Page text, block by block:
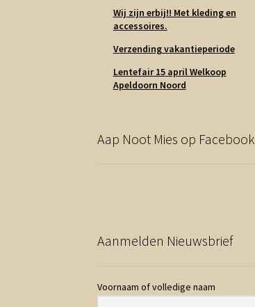
Wij zijn erbij!! Met kleding en
accessoires.
Verzending vakantieperiode
Lentefair 15 april Welkoop
Apeldoorn Noord
Aap Noot Mies op Facebook
Aanmelden Nieuwsbrief
Voornaam of volledige naam